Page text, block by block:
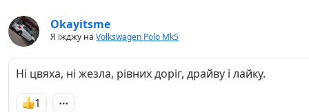
Okayitsme
Я їжджу на Volkswagen Polo Mk5
Ні цвяха, ні жезла, рівних доріг, драйву і лайку.
1